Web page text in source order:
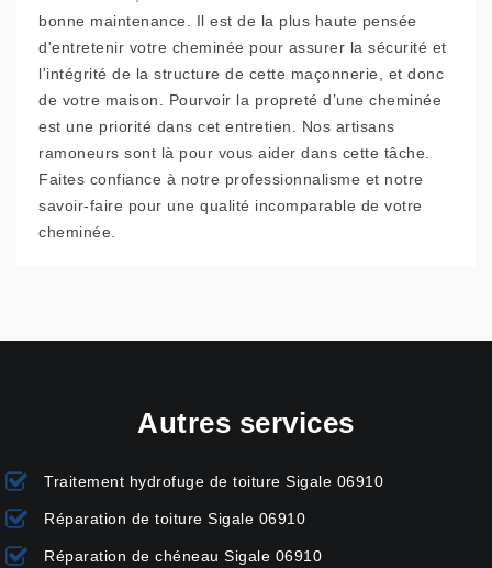
bonne maintenance. Il est de la plus haute pensée
d'entretenir votre cheminée pour assurer la sécurité et
l'intégrité de la structure de cette maçonnerie, et donc
de votre maison. Pourvoir la propreté d’une cheminée
est une priorité dans cet entretien. Nos artisans
ramoneurs sont là pour vous aider dans cette tâche.
Faites confiance à notre professionnalisme et notre
savoir-faire pour une qualité incomparable de votre
cheminée.
Autres services
Traitement hydrofuge de toiture Sigale 06910
Réparation de toiture Sigale 06910
Réparation de chéneau Sigale 06910